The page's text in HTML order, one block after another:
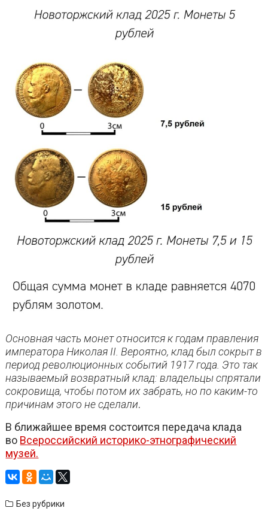
Основная часть монет относится к годам правления
императора Николая II. Вероятно, клад был сокрыт в
период революционных событий 1917 года. Это так
называемый возвратный клад: владельцы спрятали
сокровища, чтобы потом их забрать, но по каким-то
причинам этого не сделали.
В ближайшее время состоится передача клада
во Всероссийский историко-этнографический
музей.
Без рубрики